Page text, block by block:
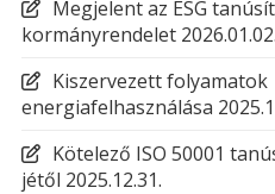
Megjelent az ESG
kormányrendelet 2026.01.02.
Kiszervezett folyamatok
energiafelhasználása
Kötelező ISO 50001
jétől 2025.12.31.